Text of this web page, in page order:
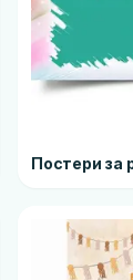
Постери за